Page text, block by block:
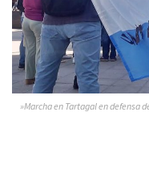
»Marcha en Tartagal en defensa